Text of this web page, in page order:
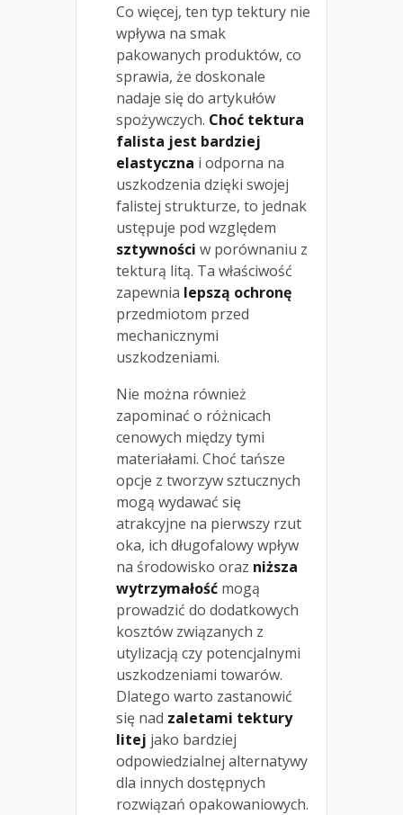
Co więcej, ten typ tektury nie
wpływa na smak
pakowanych produktów, co
sprawia, że doskonale
nadaje się do artykułów
spożywczych. Choć tektura
falista jest bardziej
elastyczna i odporna na
uszkodzenia dzięki swojej
falistej strukturze, to jednak
ustępuje pod względem
sztywności w porównaniu z
tekturą litą. Ta właściwość
zapewnia lepszą ochronę
przedmiotom przed
mechanicznymi
uszkodzeniami.
Nie można również
zapominać o różnicach
cenowych między tymi
materiałami. Choć tańsze
opcje z tworzyw sztucznych
mogą wydawać się
atrakcyjne na pierwszy rzut
oka, ich długofalowy wpływ
na środowisko oraz niższa
wytrzymałość mogą
prowadzić do dodatkowych
kosztów związanych z
utylizacją czy potencjalnymi
uszkodzeniami towarów.
Dlatego warto zastanowić
się nad zaletami tektury
litej jako bardziej
odpowiedzialnej alternatywy
dla innych dostępnych
rozwiązań opakowaniowych.